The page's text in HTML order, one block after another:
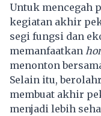
Untuk mencegah
kegiatan akhir
segi fungsi dan
memanfaatkan
menonton
Selain itu,
membuat akhir
menjadi lebih